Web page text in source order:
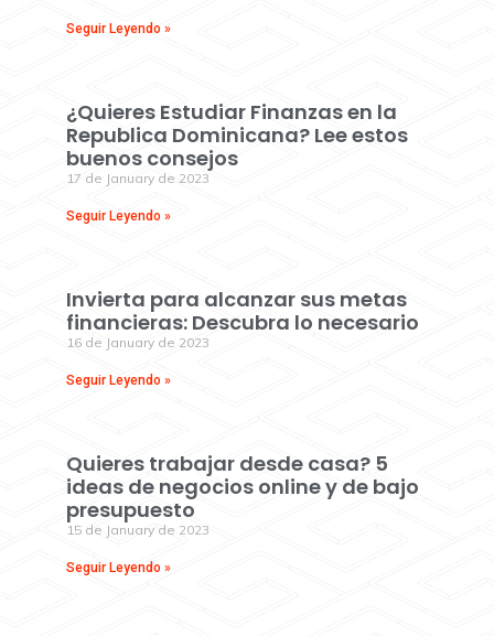
Seguir Leyendo »
¿Quieres Estudiar Finanzas en la
Republica Dominicana? Lee estos
buenos consejos
17 de January de 2023
Seguir Leyendo »
Invierta para alcanzar sus metas
financieras: Descubra lo necesario
16 de January de 2023
Seguir Leyendo »
Quieres trabajar desde casa? 5
ideas de negocios online y de bajo
presupuesto
15 de January de 2023
Seguir Leyendo »